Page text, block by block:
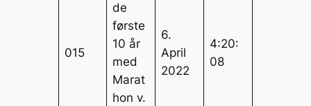
015
de
første
10 år
med
Marat
hon v.
6.
April
2022
4:20:
08